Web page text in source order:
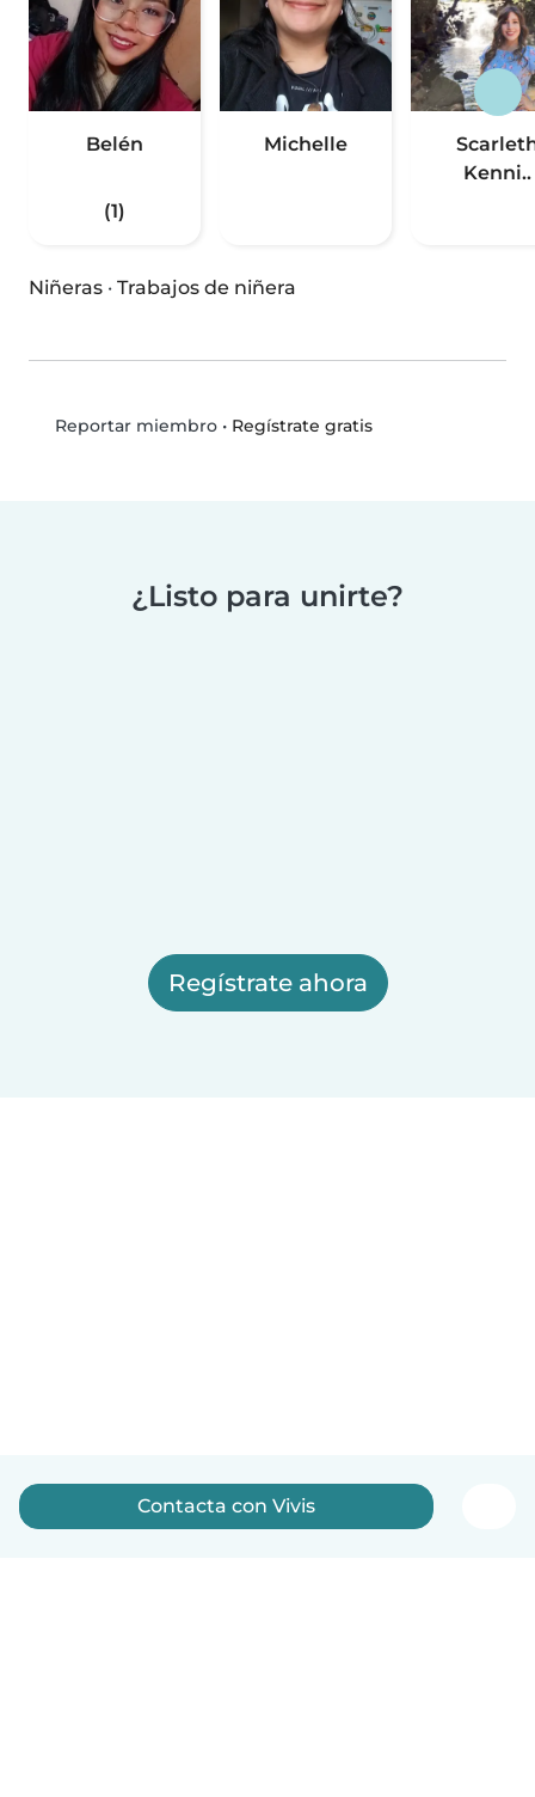
Belén
(1)
Michelle
Kenni..
Niñeras · Trabajos de niñera
Reportar miembro• Regístrate gratis
¿Listo para unirte?
Regístrate ahora
Contacta con Vivis